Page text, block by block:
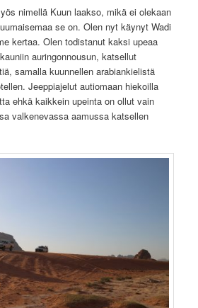
nimellä Kuun laakso, mikä ei olekaan
se on. Olen nyt käynyt Wadi
kertaa. Olen todistanut kaksi upeaa
auringonnousun, katsellut
samalla kuunnellen arabiankielistä
Jeeppiajelut autiomaan hiekoilla
ehkä kaikkein upeinta on ollut vain
valkenevassa aamussa katsellen